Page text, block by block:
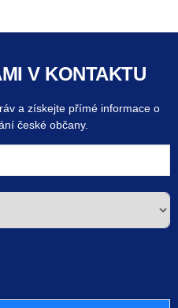
V KONTAKTU
a získejte přímé informace o
české občany.